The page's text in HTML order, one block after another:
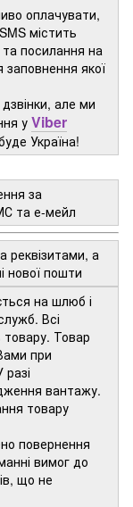
оплачувати,
містить
посилання на
якої
але ми
у Viber
Україна!
за
та е-мейл
реквізитами, а
нової пошти
на шлюб і
Всі
товару. Товар
при
вантажу.
товару
повернення
вимог до
що не